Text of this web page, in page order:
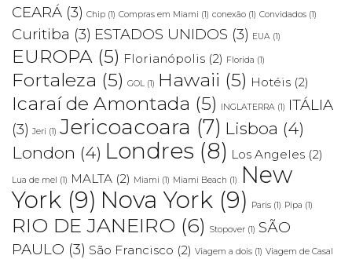
CEARÁ (3) Chip (1) Compras em Miami (1) conexão (1) Convidados (1)
Curitiba (3) ESTADOS UNIDOS (3) EUA (1)
EUROPA (5) Florianópolis (2) Florida (1)
Fortaleza (5) GOL (1) Hawaii (5) Hotéis (2)
Icaraí de Amontada (5) INGLATERRA (1) ITÁLIA
(3) Jeri (1) Jericoacoara (7) Lisboa (4)
London (4) Londres (8) Los Angeles (2)
Lua de mel (1) MALTA (2) Miami (1) Miami Beach (1)
New
York (9) Nova York (9) Paris (1) Pipa (1)
RIO DE JANEIRO (6) Stopover (1) SÃO
PAULO (3) São Francisco (2) Viagem a dois (1) Viagem de Casal